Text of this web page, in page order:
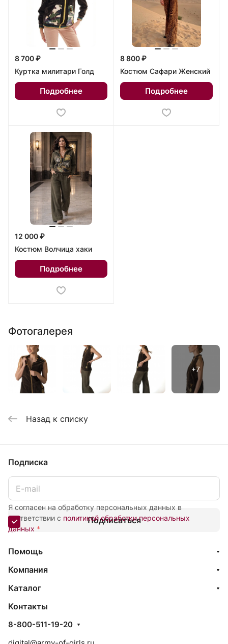
8 700 ₽
Куртка милитари Голд
Подробнее
8 800 ₽
Костюм Сафари Женский
Подробнее
12 000 ₽
Костюм Волчица хаки
Подробнее
Фотогалерея
Назад к списку
Подписка
Я согласен на обработку персональных данных в
соответствии с политикой обработки персональных
данных *
Подписаться
Помощь
Компания
Каталог
Контакты
8-800-511-19-20